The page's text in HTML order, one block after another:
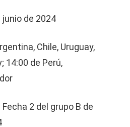
junio de 2024
Chile, Uruguay,
14:00 de Perú,
Fecha 2 del grupo B de